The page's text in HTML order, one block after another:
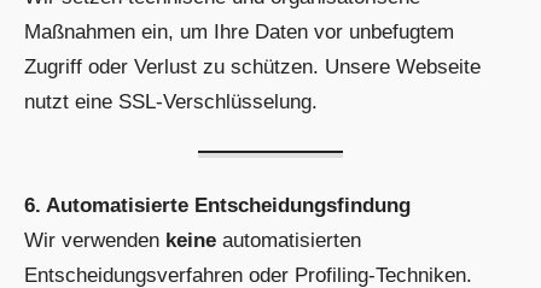
Maßnahmen ein, um Ihre Daten vor unbefugtem
Zugriff oder Verlust zu schützen. Unsere Webseite
nutzt eine SSL-Verschlüsselung.
6. Automatisierte Entscheidungsfindung
Wir verwenden keine automatisierten
Entscheidungsverfahren oder Profiling-Techniken.